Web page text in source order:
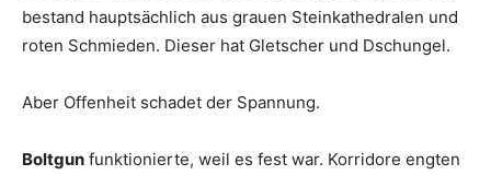
bestand hauptsächlich aus grauen Steinkathedralen und
roten Schmieden. Dieser hat Gletscher und Dschungel.
Aber Offenheit schadet der Spannung.
Boltgun funktionierte, weil es fest war. Korridore engten